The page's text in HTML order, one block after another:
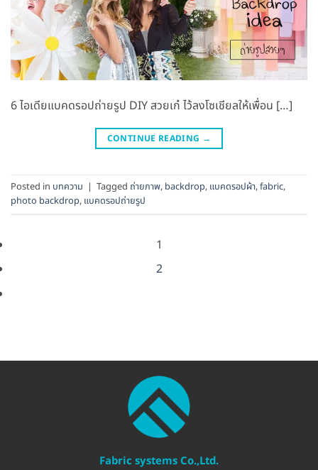
6 ไอเดียแบคดรอปถ่ายรูป DIY สวยเก๋ ไว้ลงโซเชียลให้เพื่อน […]
CONTINUE READING →
Posted in บทความ | Tagged ถ่ายภาพ, backdrop, แบคดรอปผ้า,fabric,
photo backdrop, แบคดรอปถ่ายรูป
1
2
Fabric systems Co.,Ltd.